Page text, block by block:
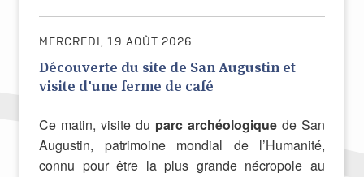
MERCREDI, 19 AOÛT 2026
Découverte du site de San Augustin et
visite d'une ferme de café
Ce matin, visite du parc archéologique de San
Augustin, patrimoine mondial de l’Humanité,
connu pour être la plus grande nécropole au